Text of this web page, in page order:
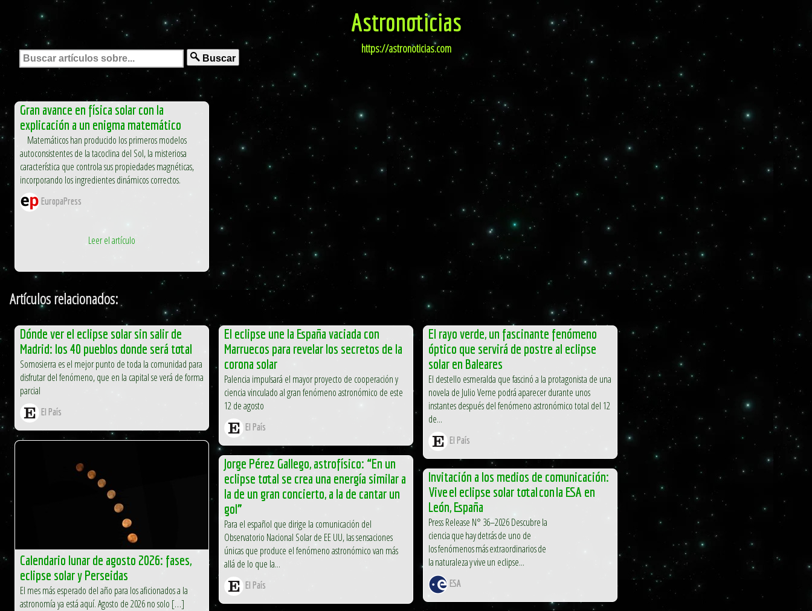
Astronoticias
https://astronoticias.com
Buscar
Gran avance en física solar con la
explicación a un enigma matemático
Matemáticos han producido los primeros modelos
autoconsistentes de la tacoclina del Sol, la misteriosa
característica que controla sus propiedades magnéticas,
incorporando los ingredientes dinámicos correctos.
EuropaPress
Leer el artículo
Artículos relacionados:
Dónde ver el eclipse solar sin salir de
Madrid: los 40 pueblos donde será total
Somosierra es el mejor punto de toda la comunidad para
disfrutar del fenómeno, que en la capital se verá de forma
parcial
El País
El eclipse une la España vaciada con
Marruecos para revelar los secretos de la
corona solar
Palencia impulsará el mayor proyecto de cooperación y
ciencia vinculado al gran fenómeno astronómico de este
12 de agosto
El País
El rayo verde, un fascinante fenómeno
óptico que servirá de postre al eclipse
solar en Baleares
El destello esmeralda que fascinó a la protagonista de una
novela de Julio Verne podrá aparecer durante unos
instantes después del fenómeno astronómico total del 12
de...
El País
Calendario lunar de agosto 2026: fases,
eclipse solar y Perseidas
El mes más esperado del año para los aficionados a la
astronomía ya está aquí. Agosto de 2026 no solo […]
Jorge Pérez Gallego, astrofísico: “En un
eclipse total se crea una energía similar a
la de un gran concierto, a la de cantar un
gol”
Para el español que dirige la comunicación del
Observatorio Nacional Solar de EE UU, las sensaciones
únicas que produce el fenómeno astronómico van más
allá de lo que la...
El País
Invitación a los medios de comunicación:
Vive el eclipse solar total con la ESA en
León, España
Press Release N° 36–2026 Descubre la
ciencia que hay detrás de uno de
los fenómenos más extraordinarios de
la naturaleza y vive un eclipse...
ESA